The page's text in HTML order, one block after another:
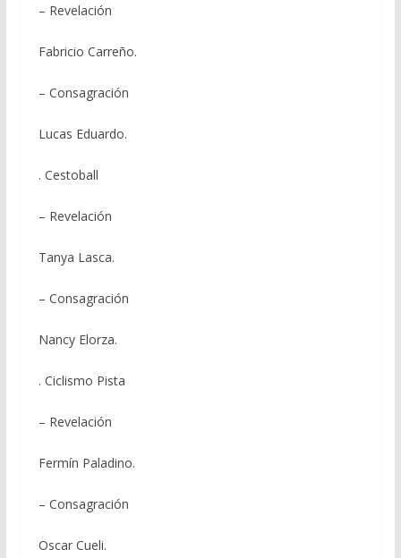
– Revelación
Fabricio Carreño.
– Consagración
Lucas Eduardo.
. Cestoball
– Revelación
Tanya Lasca.
– Consagración
Nancy Elorza.
. Ciclismo Pista
– Revelación
Fermín Paladino.
– Consagración
Oscar Cueli.